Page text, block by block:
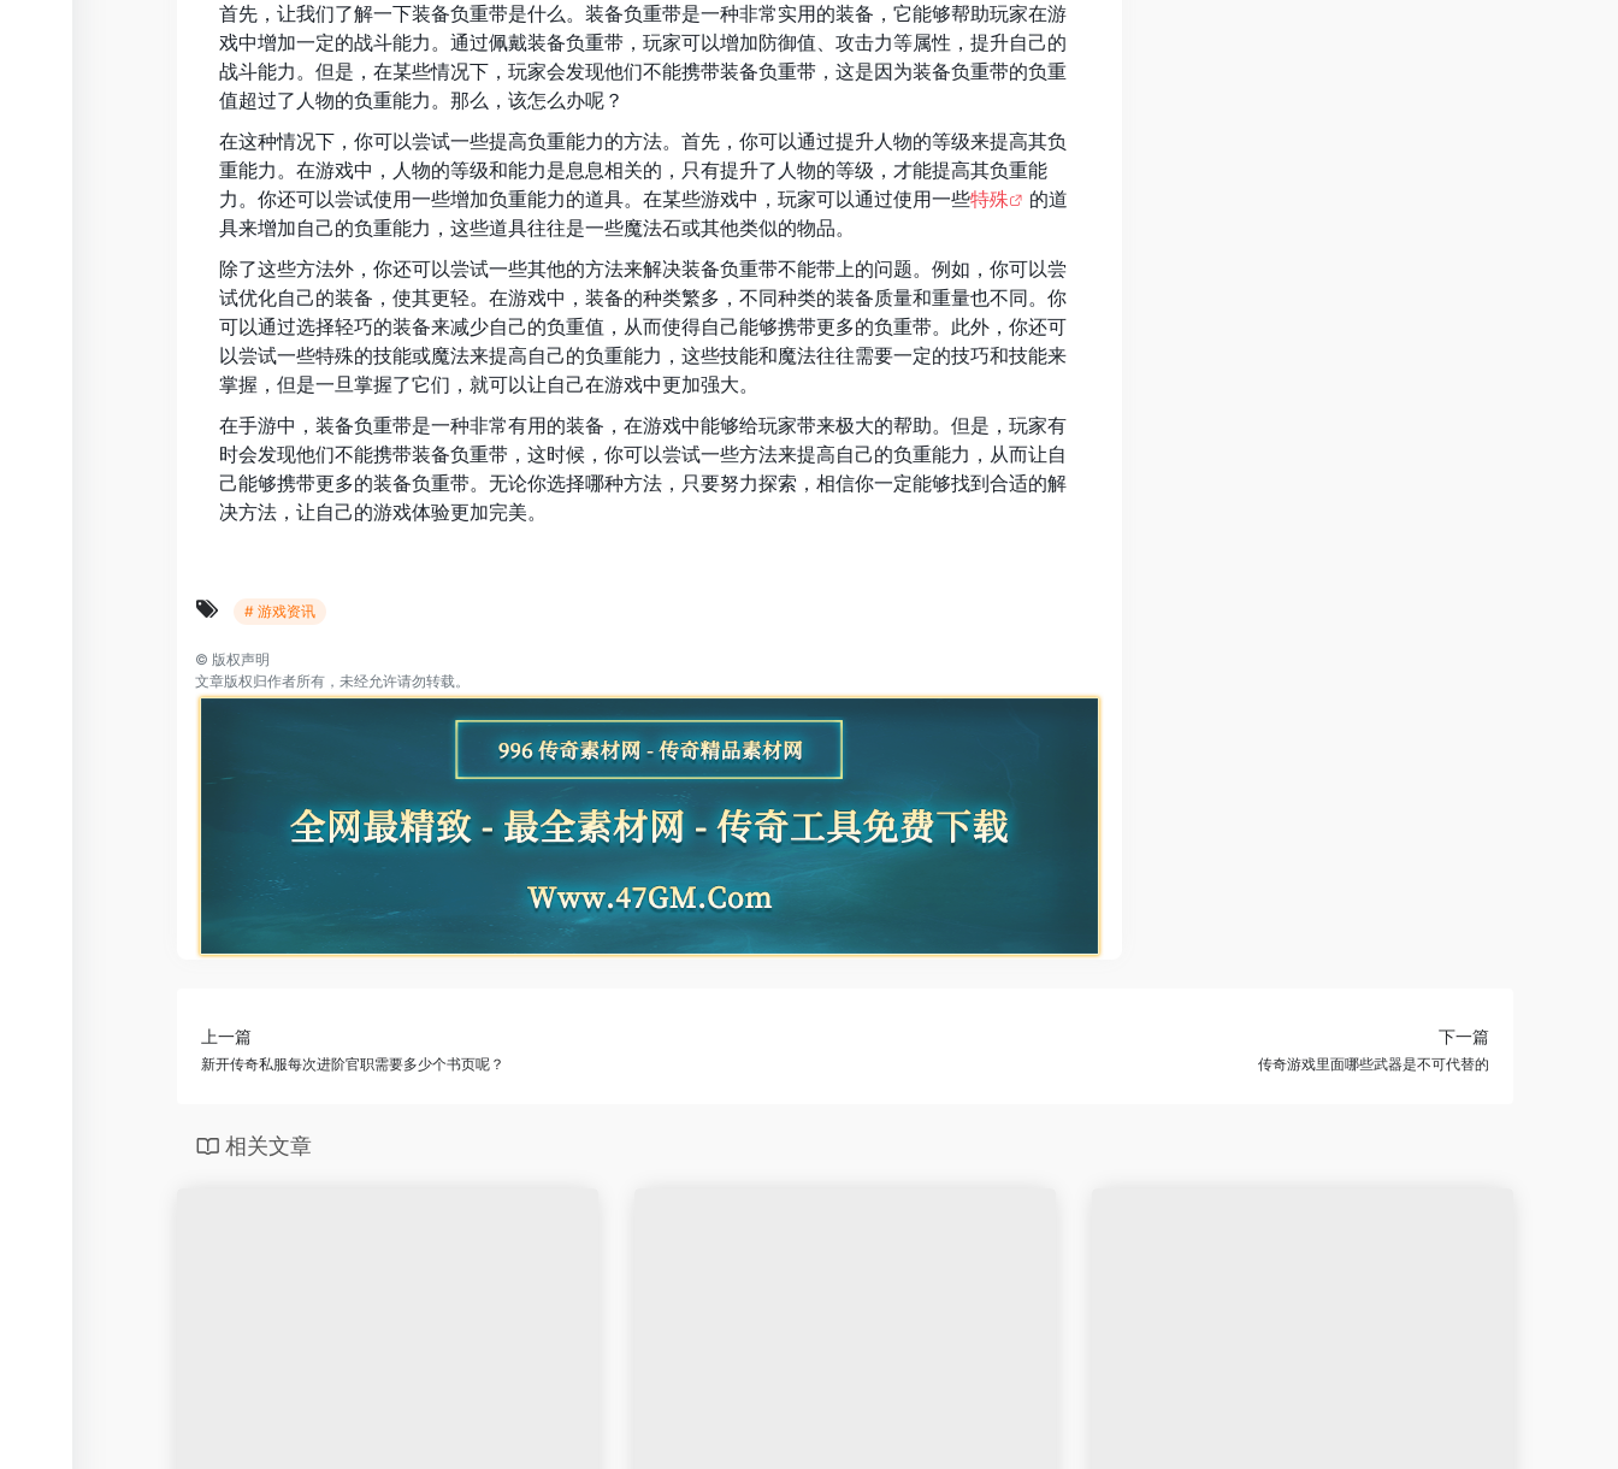
首先，让我们了解一下装备负重带是什么。装备负重带是一种非常实用的装备，它能够帮助玩家在游
戏中增加一定的战斗能力。通过佩戴装备负重带，玩家可以增加防御值、攻击力等属性，提升自己的
战斗能力。但是，在某些情况下，玩家会发现他们不能携带装备负重带，这是因为装备负重带的负重
值超过了人物的负重能力。那么，该怎么办呢？
在这种情况下，你可以尝试一些提高负重能力的方法。首先，你可以通过提升人物的等级来提高其负
重能力。在游戏中，人物的等级和能力是息息相关的，只有提升了人物的等级，才能提高其负重能
力。你还可以尝试使用一些增加负重能力的道具。在某些游戏中，玩家可以通过使用一些特殊
的道
具来增加自己的负重能力，这些道具往往是一些魔法石或其他类似的物品。
除了这些方法外，你还可以尝试一些其他的方法来解决装备负重带不能带上的问题。例如，你可以尝
试优化自己的装备，使其更轻。在游戏中，装备的种类繁多，不同种类的装备质量和重量也不同。你
可以通过选择轻巧的装备来减少自己的负重值，从而使得自己能够携带更多的负重带。此外，你还可
以尝试一些特殊的技能或魔法来提高自己的负重能力，这些技能和魔法往往需要一定的技巧和技能来
掌握，但是一旦掌握了它们，就可以让自己在游戏中更加强大。
在手游中，装备负重带是一种非常有用的装备，在游戏中能够给玩家带来极大的帮助。但是，玩家有
时会发现他们不能携带装备负重带，这时候，你可以尝试一些方法来提高自己的负重能力，从而让自
己能够携带更多的装备负重带。无论你选择哪种方法，只要努力探索，相信你一定能够找到合适的解
决方法，让自己的游戏体验更加完美。
# 游戏资讯
© 版权声明
文章版权归作者所有，未经允许请勿转载。
上一篇
新开传奇私服每次进阶官职需要多少个书页呢？
下一篇
传奇游戏里面哪些武器是不可代替的
相关文章